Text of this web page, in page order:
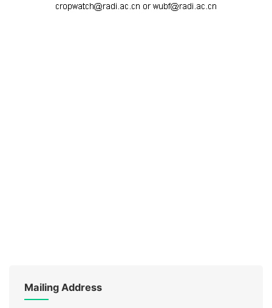
Mailing Address